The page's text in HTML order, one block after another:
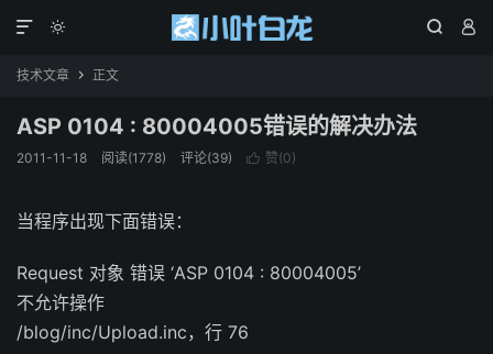
  

技术文章  正文
ASP 0104 : 80004005错误的解决办法
2011-11-18 阅读(1778) 评论(39)  赞(0)
当程序出现下面错误：
Request 对象 错误 ‘ASP 0104 : 80004005’
不允许操作
/blog/inc/Upload.inc，行 76